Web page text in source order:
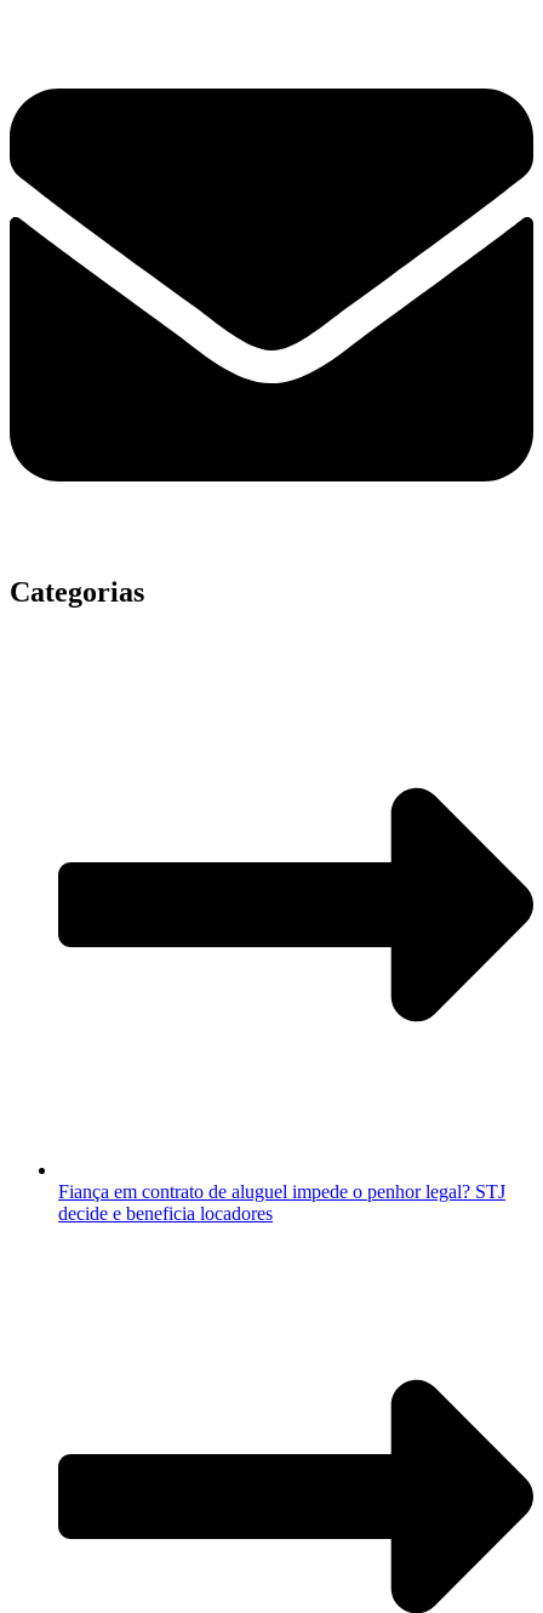
Categorias
Fiança em contrato de aluguel impede o penhor legal? STJ
decide e beneficia locadores